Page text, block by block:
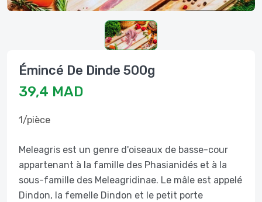
Émincé De Dinde 500g
39,4 MAD
1/pièce
Meleagris est un genre d'oiseaux de basse-cour
appartenant à la famille des Phasianidés et à la
sous-famille des Meleagridinae. Le mâle est appelé
Dindon, la femelle Dindon et le petit porte